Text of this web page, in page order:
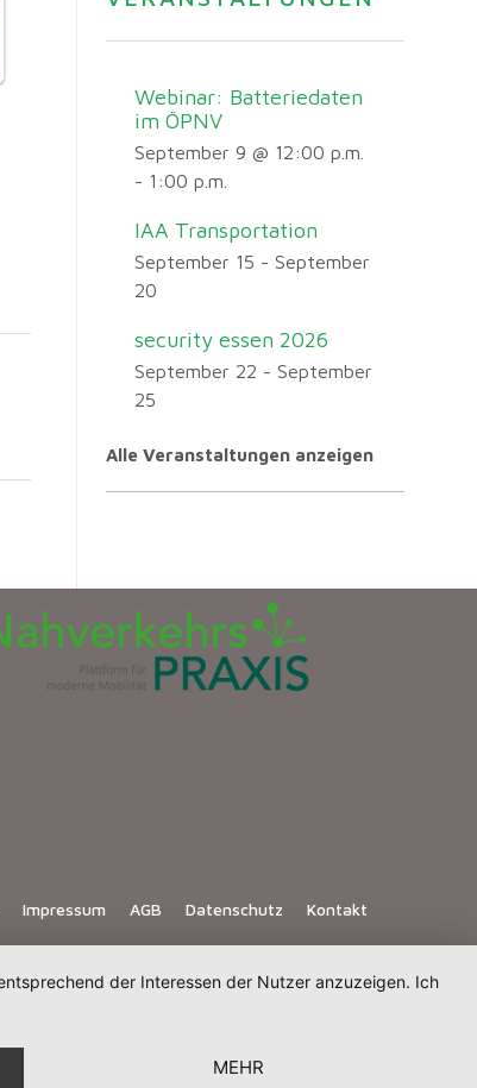
Webinar: Batteriedaten
im ÖPNV
September 9 @ 12:00 p.m.
- 1:00 p.m.
IAA Transportation
September 15 - September
20
security essen 2026
September 22 - September
25
Alle Veranstaltungen anzeigen
Impressum AGB Datenschutz Kontakt
der Interessen der Nutzer anzuzeigen. Ich
MEHR